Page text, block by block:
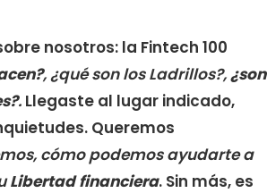
nosotros: la Fintech 100
, ¿qué son los Ladrillos?,¿son
. Llegaste al lugar indicado,
Queremos
cómo podemos ayudarte a
Libertad financiera. Sin más, es